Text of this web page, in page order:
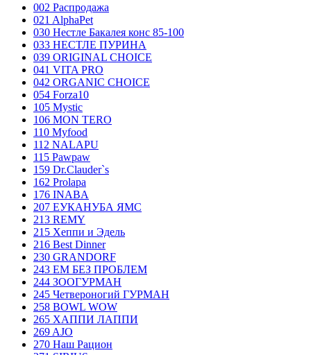
002 Распродажа
021 AlphaPet
030 Нестле Бакалея конc 85-100
033 НЕСТЛЕ ПУРИНА
039 ORIGINAL CHOICE
041 VITA PRO
042 ORGANIC CHOICE
054 Forza10
105 Mystic
106 MON TERO
110 Myfood
112 NALAPU
115 Pawpaw
159 Dr.Clauder`s
162 Prolapa
176 INABA
207 ЕУКАНУБА ЯМС
213 REMY
215 Хеппи и Эдель
216 Best Dinner
230 GRANDORF
243 ЕМ БЕЗ ПРОБЛЕМ
244 ЗООГУРМАН
245 Четвероногий ГУРМАН
258 BOWL WOW
265 ХАППИ ЛАППИ
269 AJO
270 Наш Рацион